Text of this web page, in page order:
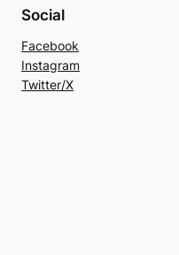
Social
Facebook
Instagram
Twitter/X